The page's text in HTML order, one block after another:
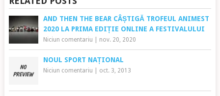
AND THEN THE BEAR CÂȘTIGĂ TROFEUL ANIMEST
2020 LA PRIMA EDIȚIE ONLINE A FESTIVALULUI
Niciun comentariu nov. 20, 2020
NOUL SPORT NAȚIONAL
Niciun comentariu oct. 3, 2013